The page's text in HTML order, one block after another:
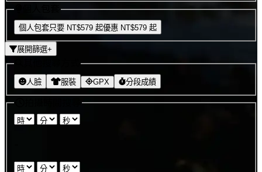
個人包套只要 NT$579 起優惠 NT$579 起
展開篩選+
人臉 服裝 GPX 分段成績